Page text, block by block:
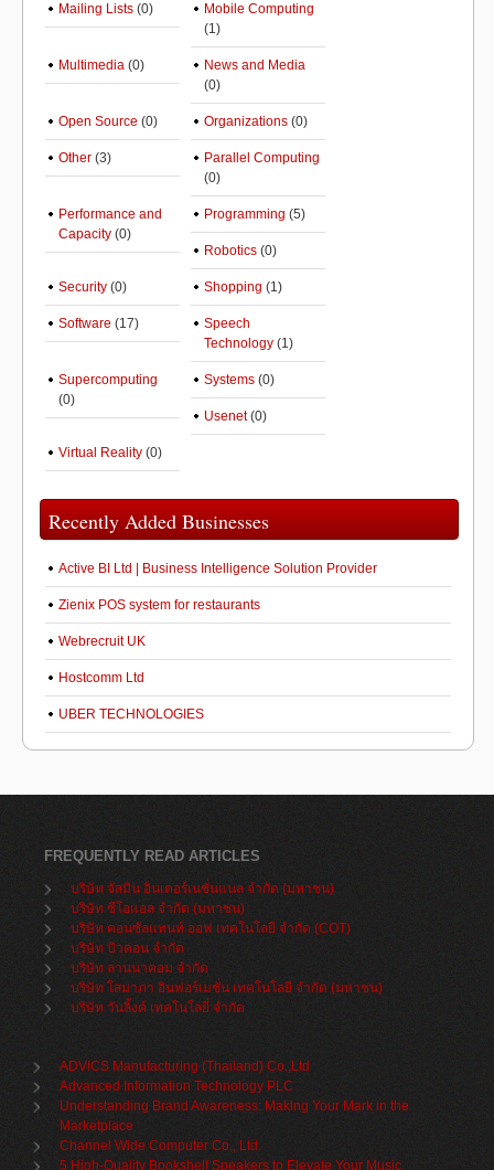
Mailing Lists (0)
Mobile Computing
(1)
Multimedia (0)
News and Media
(0)
Open Source (0) Organizations (0)
Other (3)
Parallel Computing
(0)
Performance and
Capacity (0)
Programming (5)
Robotics (0)
Security (0) Shopping (1)
Software (17)
Speech
Technology (1)
Supercomputing
(0)
Systems (0)
Usenet(0)
Virtual Reality (0)
Recently Added Businesses
Active BI Ltd | Business Intelligence Solution Provider
Zienix POS system for restaurants
Webrecruit UK
Hostcomm Ltd
UBER TECHNOLOGIES
FREQUENTLY READ ARTICLES
บริษัท จัสมิน อินเตอร์เนชั่นแนล จำกัด (มหาชน)
บริษัท ซีโอแอล จำกัด (มหาชน)
บริษัท คอนซัลแทนท์ ออฟ เทคโนโลยี จำกัด (COT)
บริษัท บิวคอน จำกัด
บริษัท ลานนาคอม จำกัด
บริษัท โสมาภา อินฟอร์เมชั่น เทคโนโลยี จำกัด (มหาชน)
บริษัท วันลิ้งค์ เทคโนโลยี่ จำกัด
ADVICS Manufacturing (Thailand) Co.,Ltd
Advanced Information Technology PLC
Understanding Brand Awareness: Making Your Mark in the
Marketplace
Channel Wide Computer Co., Ltd.
5 High-Quality Bookshelf Speakers to Elevate Your Music